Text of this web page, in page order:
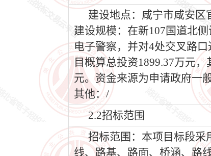
建设地点：咸宁市咸安区
建设规模：在新107国道北
电子警察，并对4处交叉路
目概算总投资1899.37万元
元。资金来源为申请政府一
其他：/
2.2招标范围
招标范围：本项目标段采
线、路基、路面、桥涵、路